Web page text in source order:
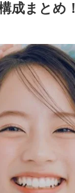
成まとめ！